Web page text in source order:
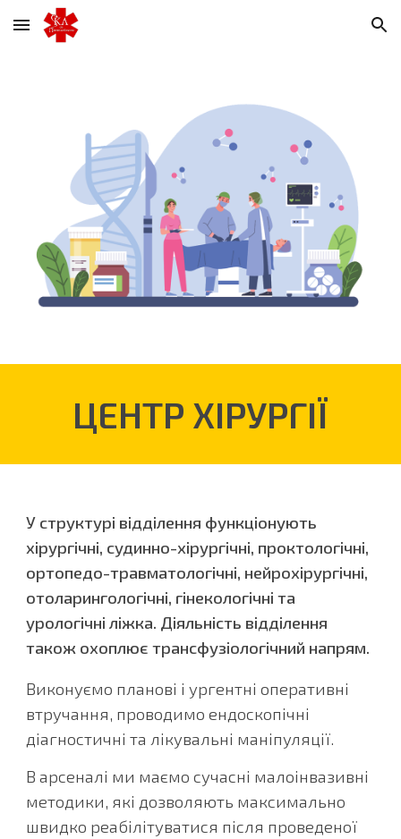
Skip to main content Skip to navigation
ЦЕНТР ХІРУРГІЇ
У структурі відділення функціонують
хірургічні, судинно-хірургічні, проктологічні,
ортопедо-травматологічні, нейрохірургічні,
отоларингологічні, гінекологічні та
урологічні ліжка. Діяльність відділення
також охоплює трансфузіологічний напрям.
Виконуємо планові і ургентні оперативні
втручання, проводимо ендоскопічні
діагностичні та лікувальні маніпуляції.
В арсеналі ми маємо сучасні малоінвазивні
методики, які дозволяють максимально
швидко реабілітуватися після проведеної